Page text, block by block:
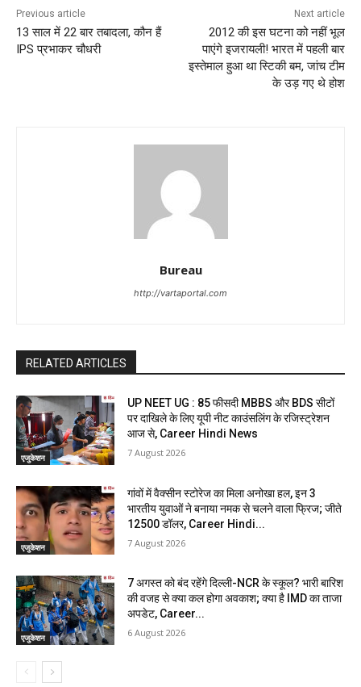
Previous article
13 साल में 22 बार तबादला, कौन हैं
IPS प्रभाकर चौधरी
Next article
2012 की इस घटना को नहीं भूल
पाएंगे इजरायली! भारत में पहली बार
इस्‍तेमाल हुआ था स्टिकी बम, जांच टीम
के उड़ गए थे होश
Bureau
http://vartaportal.com
RELATED ARTICLES
एजुकेशन
UP NEET UG : 85 फीसदी MBBS और BDS सीटों
पर दाखिले के लिए यूपी नीट काउंसलिंग के रजिस्ट्रेशन
आज से, Career Hindi News
7 August 2026
एजुकेशन
गांवों में वैक्सीन स्टोरेज का मिला अनोखा हल, इन 3
भारतीय युवाओं ने बनाया नमक से चलने वाला फ्रिज; जीते
12500 डॉलर, Career Hindi...
7 August 2026
एजुकेशन
7 अगस्त को बंद रहेंगे दिल्ली-NCR के स्कूल? भारी बारिश
की वजह से क्या कल होगा अवकाश; क्या है IMD का ताजा
अपडेट, Career...
6 August 2026